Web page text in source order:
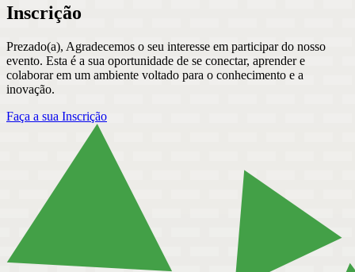
Inscrição
Prezado(a), Agradecemos o seu interesse em participar do nosso
evento. Esta é a sua oportunidade de se conectar, aprender e
colaborar em um ambiente voltado para o conhecimento e a
inovação.
Faça a sua Inscrição